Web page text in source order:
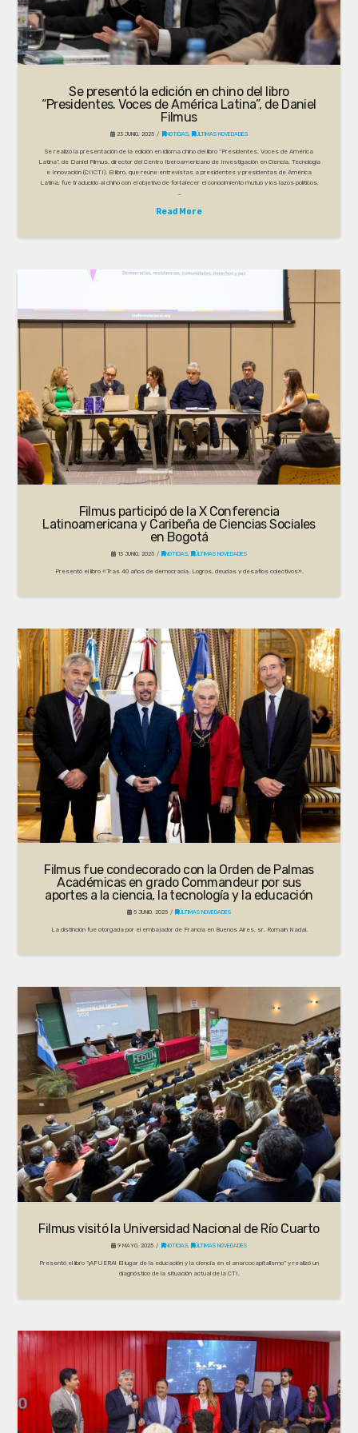
Se presentó la edición en chino del libro
“Presidentes. Voces de América Latina”, de Daniel
Filmus
23 JUNIO, 2025 NOTICIAS, ÚLTIMAS NOVEDADES
Se realizó la presentación de la edición en idioma chino del libro “Presidentes. Voces de América
Latina”, de Daniel Filmus, director del Centro Iberoamericano de Investigación en Ciencia, Tecnología
e Innovación (CIICTI). El libro, que reúne entrevistas a presidentes y presidentas de América
Latina, fue traducido al chino con el objetivo de fortalecer el conocimiento mutuo y los lazos políticos,
Read More
Filmus participó de la X Conferencia
Latinoamericana y Caribeña de Ciencias Sociales
en Bogotá
13 JUNIO, 2025 NOTICIAS, ÚLTIMAS NOVEDADES
Presentó el libro «Tras 40 años de democracia. Logros, deudas y desafíos colectivos».
Filmus fue condecorado con la Orden de Palmas
Académicas en grado Commandeur por sus
aportes a la ciencia, la tecnología y la educación
5 JUNIO, 2025 ÚLTIMAS NOVEDADES
La distinción fue otorgada por el embajador de Francia en Buenos Aires, sr. Romain Nadal.
Filmus visitó la Universidad Nacional de Río Cuarto
9 MAYO, 2025 NOTICIAS, ÚLTIMAS NOVEDADES
Presentó el libro “¡AFUERA! El lugar de la educación y la ciencia en el anarcocapitalismo” y realizó un
diagnóstico de la situación actual de la CTI.